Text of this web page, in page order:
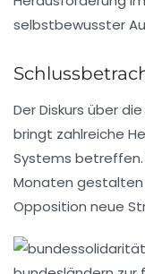
selbstbewusster
Der Diskurs über die
bringt zahlreiche
Systems betreffen.
Monaten gestalten
Opposition neue